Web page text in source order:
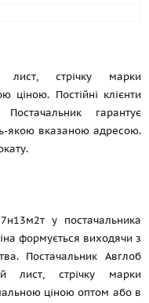
лист, стрічку марки
ціною. Постійні клієнти
гарантує
якою вказаною адресою.
у постачальника
формується виходячи з
Постачальник Авглоб
лист, стрічку марки
ціною оптом або в